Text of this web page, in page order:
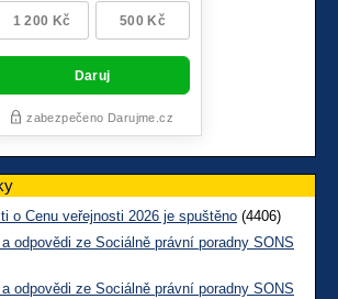
o Cenu veřejnosti 2026 je spuštěno (4406)
odpovědi ze Sociálně právní poradny SONS
odpovědi ze Sociálně právní poradny SONS